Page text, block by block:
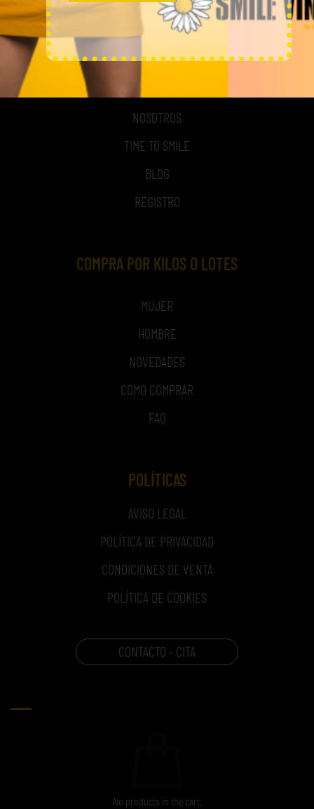
MI CUENTA
NOSOTROS
TIME TO SMILE
BLOG
REGISTRO
COMPRA POR KILOS O LOTES
MUJER
HOMBRE
NOVEDADES
COMO COMPRAR
FAQ
POLÍTICAS
AVISO LEGAL
POLÍTICA DE PRIVACIDAD
CONDICIONES DE VENTA
POLÍTICA DE COOKIES
CONTACTO - CITA
No products in the cart.